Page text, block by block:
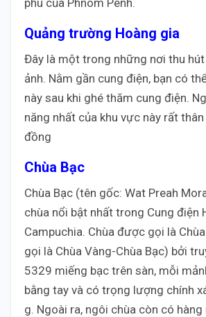
Quảng trường Hoàng gia
Đây là một trong những nơi thu
ảnh. Nằm gần cung điện, bạn có
này sau khi ghé thăm cung điện.
năng nhất của khu vực này rất
đồng
Chùa Bạc
Chùa Bạc (tên gốc: Wat Preah
chùa nổi bật nhất trong Cung điện
Campuchia. Chùa được gọi là
gọi là Chùa Vàng-Chùa Bạc) bởi
5329 miếng bạc trên sàn, mỗi
bằng tay và có trọng lượng chính
g. Ngoài ra, ngôi chùa còn có